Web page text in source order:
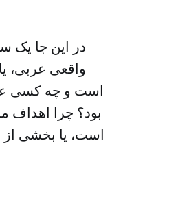
در این جا یک
واقعی عربی،
است و چه کسی
بود؟ چرا اهداف
است، یا بخشی از